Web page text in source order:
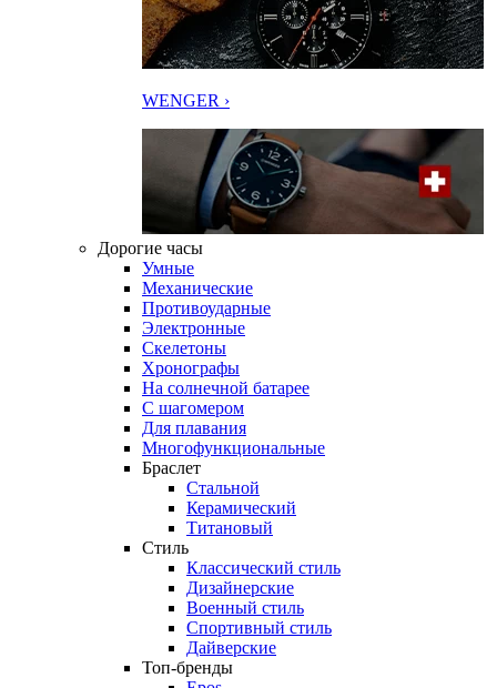
WENGER ›
Дорогие часы
Умные
Механические
Противоударные
Электронные
Скелетоны
Хронографы
На солнечной батарее
С шагомером
Для плавания
Многофункциональные
Браслет
Стальной
Керамический
Титановый
Стиль
Классический стиль
Дизайнерские
Военный стиль
Спортивный стиль
Дайверские
Топ-бренды